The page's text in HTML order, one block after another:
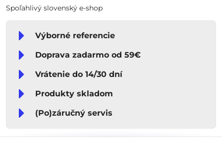
Spoľahlivý slovenský e-shop
Výborné referencie
Doprava zadarmo od 59€
Vrátenie do 14/30 dní
Produkty skladom
(Po)záručný servis